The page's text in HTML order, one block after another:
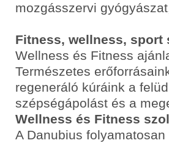
mozgásszervi
Fitness, wellness, sport
Wellness és Fitness
Természetes
regeneráló kúráink a
szépségápolást és a
Wellness és Fitness
A Danubius